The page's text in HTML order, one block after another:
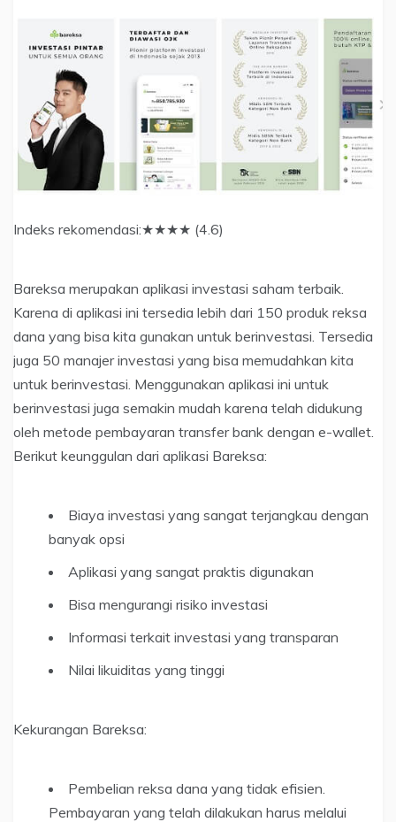
Indeks rekomendasi:★★★★ (4.6)
Bareksa merupakan aplikasi investasi saham terbaik.
Karena di aplikasi ini tersedia lebih dari 150 produk reksa
dana yang bisa kita gunakan untuk berinvestasi. Tersedia
juga 50 manajer investasi yang bisa memudahkan kita
untuk berinvestasi. Menggunakan aplikasi ini untuk
berinvestasi juga semakin mudah karena telah didukung
oleh metode pembayaran transfer bank dengan e-wallet.
Berikut keunggulan dari aplikasi Bareksa:
Biaya investasi yang sangat terjangkau dengan
banyak opsi
Aplikasi yang sangat praktis digunakan
Bisa mengurangi risiko investasi
Informasi terkait investasi yang transparan
Nilai likuiditas yang tinggi
Kekurangan Bareksa:
Pembelian reksa dana yang tidak efisien.
Pembayaran yang telah dilakukan harus melalui